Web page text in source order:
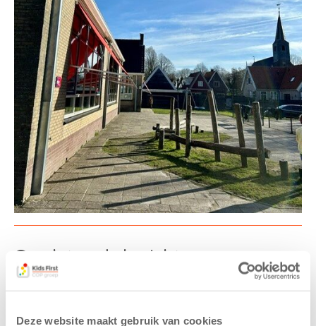
Deze website maakt gebruik van cookies
Gerelateerde berichten